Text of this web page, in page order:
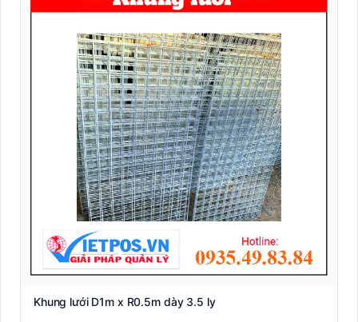
Khung lưới D1m x R0.5m dày 3.5 ly